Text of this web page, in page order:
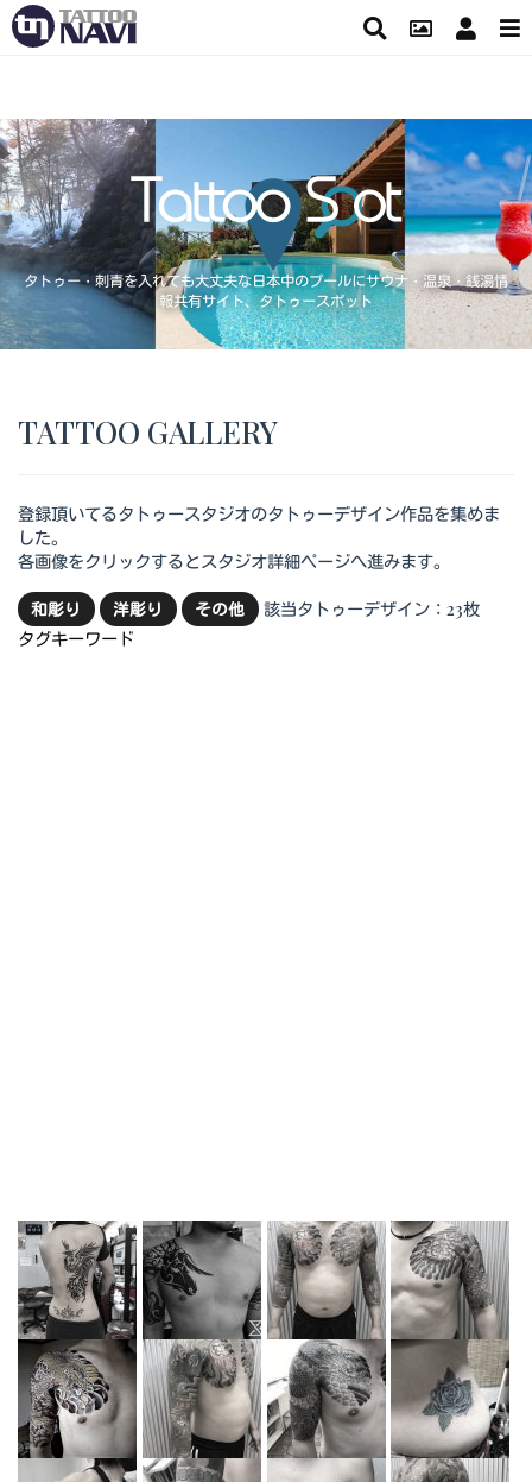
タトゥー・刺青を入れても大丈夫な日本中のプールにサウナ・温泉・銭湯情
報共有サイト、タトゥースポット
TATTOO GALLERY
登録頂いてるタトゥースタジオのタトゥーデザイン作品を集めま
した。
各画像をクリックするとスタジオ詳細ページへ進みます。
和彫り 洋彫り その他
該当タトゥーデザイン：23枚
タグキーワード